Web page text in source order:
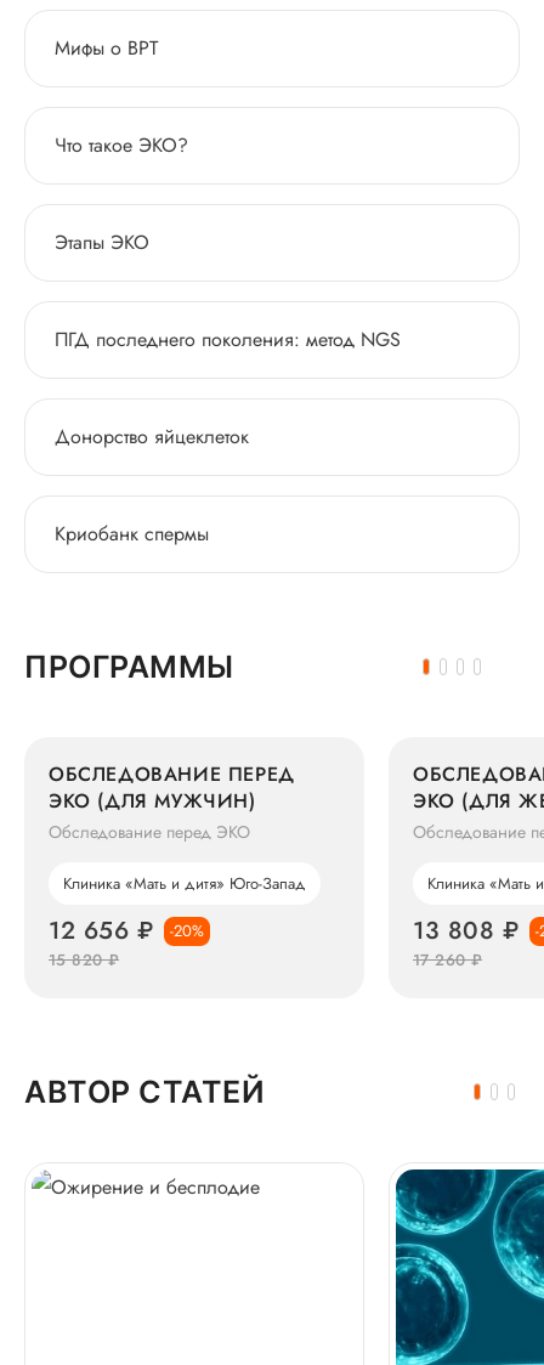
Мифы о ВРТ
Что такое ЭКО?
Этапы ЭКО
ПГД последнего поколения: метод NGS
Донорство яйцеклеток
Криобанк спермы
ПРОГРАММЫ
ОБСЛЕДОВАНИЕ ПЕРЕД
ЭКО (ДЛЯ МУЖЧИН)
Обследование перед ЭКО
Клиника «Мать и дитя» Юго-Запад
12 656 ₽
-20%
15 820 ₽
ЭКО (ДЛЯ
МЕСЯЦ
Обследование
Клиника «Мать
13 808 ₽
-
17 260 ₽
АВТОР СТАТЕЙ